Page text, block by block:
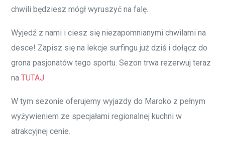
chwili będziesz mógł wyruszyć na falę.
Wyjedź z nami i ciesz się niezapomnianymi chwilami na
desce! Zapisz się na lekcje surfingu już dziś i dołącz do
grona pasjonatów tego sportu. Sezon trwa rezerwuj teraz
naTUTAJ
W tym sezonie oferujemy wyjazdy do Maroko z pełnym
wyżywieniem ze specjałami regionalnej kuchni w
atrakcyjnej cenie.